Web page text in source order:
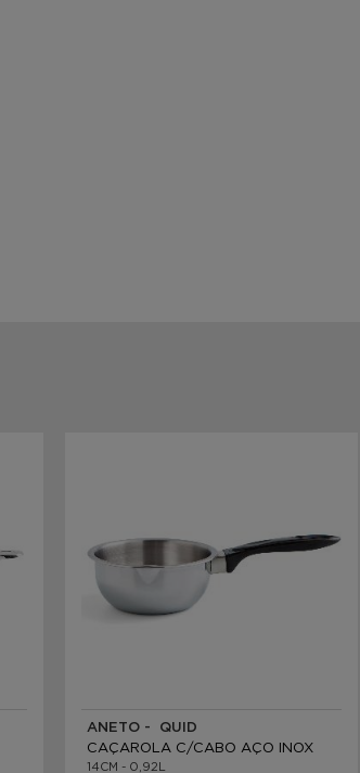
ANETO - QUID
CAÇAROLA C/CABO AÇO INOX
14CM - 0,92L